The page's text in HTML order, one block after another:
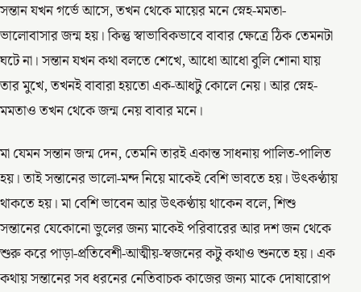
সন্তান যখন গর্ভে আসে, তখন থেকে মায়ের মনে স্নেহ-মমতা-
ভালোবাসার জন্ম হয়। কিন্তু স্বাভাবিকভাবে বাবার ক্ষেত্রে ঠিক তেমনটা
ঘটে না। সন্তান যখন কথা বলতে শেখে, আধো আধো বুলি শোনা যায়
তার মুখে, তখনই বাবারা হয়তো এক-আধটু কোলে নেয়। আর স্নেহ-
মমতাও তখন থেকে জন্ম নেয় বাবার মনে।
মা যেমন সন্তান জন্ম দেন, তেমনি তারই একান্ত সাধনায় পালিত-পালিত
হয়। তাই সন্তানের ভালো-মন্দ নিয়ে মাকেই বেশি ভাবতে হয়। উৎকণ্ঠায়
থাকতে হয়। মা বেশি ভাবেন আর উৎকণ্ঠায় থাকেন বলে, শিশু
সন্তানের যেকোনো ভুলের জন্য মাকেই পরিবারের আর দশ জন থেকে
শুরু করে পাড়া-প্রতিবেশী-আত্মীয়-স্বজনের কটু কথাও শুনতে হয়। এক
কথায় সন্তানের সব ধরনের নেতিবাচক কাজের জন্য মাকে দোষারোপ